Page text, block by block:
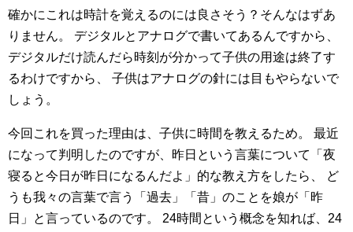
確かにこれは時計を覚えるのには良さそう？そんなはずあ
りません。
デジタルとアナログで書いてあるんですから、
デジタルだけ読んだら時刻が分かって子供の用途は終了す
るわけですから、
子供はアナログの針には目もやらないで
しょう。
今回これを買った理由は、子供に時間を教えるため。
最近
になって判明したのですが、昨日という言葉について「夜
寝ると今日が昨日になるんだよ」的な教え方をしたら、
ど
うも我々の言葉で言う「過去」「昔」のことを娘が「昨
日」と言っているのです。
24時間という概念を知れば、24